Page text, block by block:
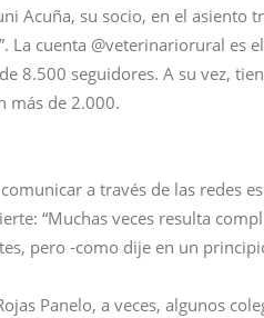
Acuña, su socio, en el asiento
La cuenta @veterinariorural es
8.500 seguidores. A su vez,
más de 2.000.
a través de las redes
“Muchas veces resulta
pero -como dije en un
Panelo, a veces, algunos